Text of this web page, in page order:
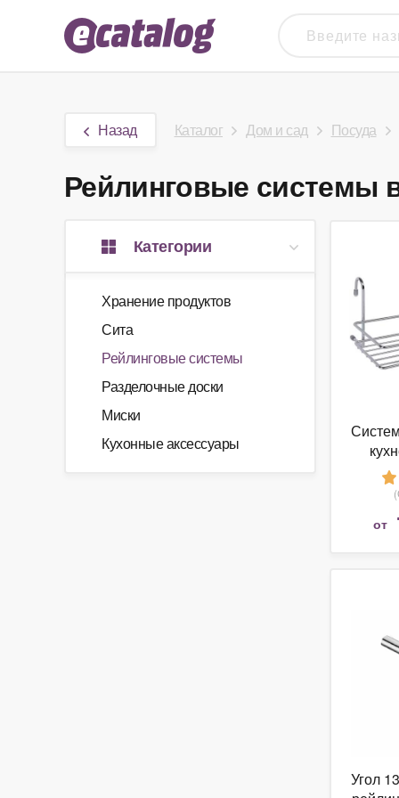
Назад Каталог Дом и сад Посуда
Рейлинговые системы
Категории
Хранение продуктов
Сита
Рейлинговые системы
Разделочные доски
Миски
Кухонные аксессуары
Полка
от
Угол